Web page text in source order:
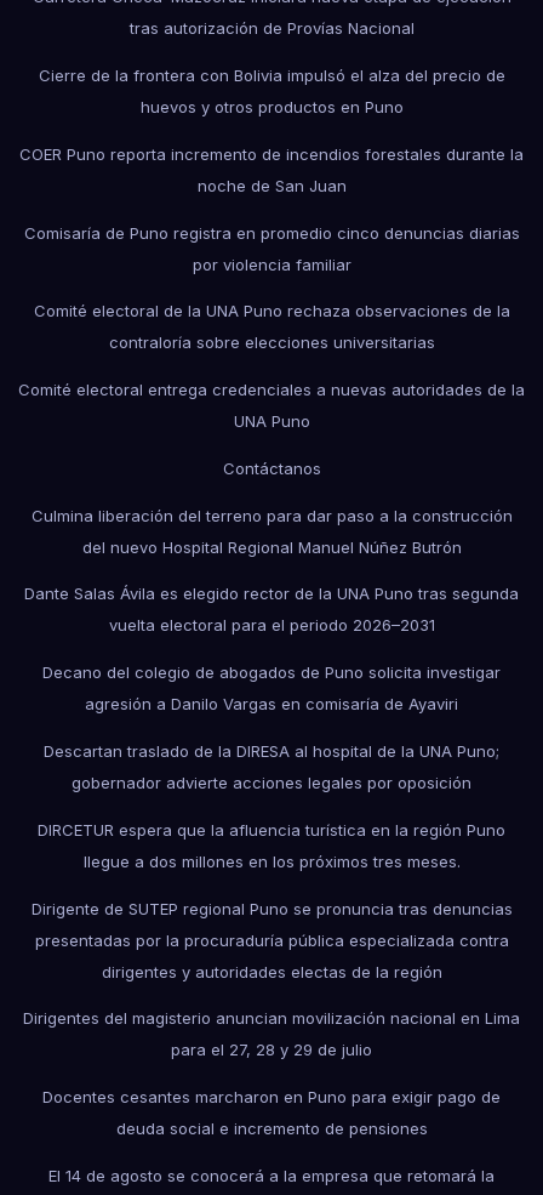
tras autorización de Provías Nacional
Cierre de la frontera con Bolivia impulsó el alza del precio de
huevos y otros productos en Puno
COER Puno reporta incremento de incendios forestales durante la
noche de San Juan
Comisaría de Puno registra en promedio cinco denuncias diarias
por violencia familiar
Comité electoral de la UNA Puno rechaza observaciones de la
contraloría sobre elecciones universitarias
Comité electoral entrega credenciales a nuevas autoridades de la
UNA Puno
Contáctanos
Culmina liberación del terreno para dar paso a la construcción
del nuevo Hospital Regional Manuel Núñez Butrón
Dante Salas Ávila es elegido rector de la UNA Puno tras segunda
vuelta electoral para el periodo 2026–2031
Decano del colegio de abogados de Puno solicita investigar
agresión a Danilo Vargas en comisaría de Ayaviri
Descartan traslado de la DIRESA al hospital de la UNA Puno;
gobernador advierte acciones legales por oposición
DIRCETUR espera que la afluencia turística en la región Puno
llegue a dos millones en los próximos tres meses.
Dirigente de SUTEP regional Puno se pronuncia tras denuncias
presentadas por la procuraduría pública especializada contra
dirigentes y autoridades electas de la región
Dirigentes del magisterio anuncian movilización nacional en Lima
para el 27, 28 y 29 de julio
Docentes cesantes marcharon en Puno para exigir pago de
deuda social e incremento de pensiones
El 14 de agosto se conocerá a la empresa que retomará la